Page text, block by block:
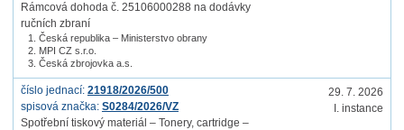
Rámcová dohoda č. 25106000288 na dodávky
ručních zbraní
Česká republika – Ministerstvo obrany
MPI CZ s.r.o.
Česká zbrojovka a.s.
číslo jednací: 21918/2026/500
spisová značka: S0284/2026/VZ
Spotřební tiskový materiál – Tonery, cartridge –
29. 7. 2026
I. instance